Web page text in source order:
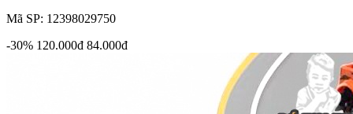
Mã SP: 12398029750
-30% 120.000đ 84.000đ